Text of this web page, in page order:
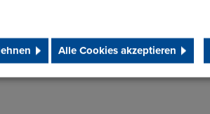
Alle Cookies akzeptieren